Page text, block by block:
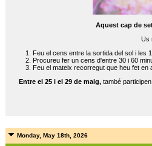
Aquest cap de
Us
Feu el cens entre la sortida del sol i les
Procureu fer un cens d'entre 30 i 60
Feu el mateix recorregut que heu fet en
Entre el 25 i el 29 de maig, també
Monday, May 18th, 2026